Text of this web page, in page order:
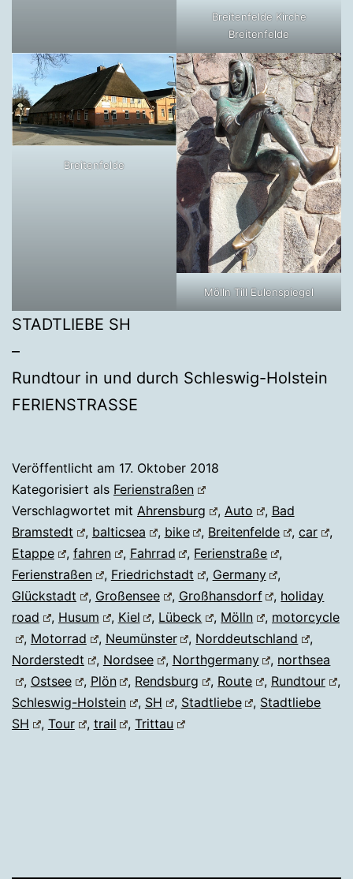
Breitenfelde Kirche
Breitenfelde
Breitenfelde
Mölln Till Eulenspiegel
STADTLIEBE SH
–
Rundtour in und durch Schleswig-Holstein
FERIENSTRASSE
Veröffentlicht am 17. Oktober 2018
Kategorisiert als Ferienstraßen
Verschlagwortet mit Ahrensburg , Auto , Bad
Bramstedt
, balticsea , bike , Breitenfelde ,car
,
Etappe
, fahren , Fahrrad , Ferienstraße
,
Ferienstraßen
, Friedrichstadt , Germany
,
Glückstadt
, Großensee , Großhansdorf , holiday
road
, Husum , Kiel , Lübeck , Mölln , motorcycle
, Motorrad , Neumünster , Norddeutschland
,
Norderstedt
, Nordsee , Northgermany , northsea
, Ostsee , Plön , Rendsburg , Route , Rundtour
,
Schleswig-Holstein
, SH , Stadtliebe , Stadtliebe
SH
, Tour , trail ,Trittau